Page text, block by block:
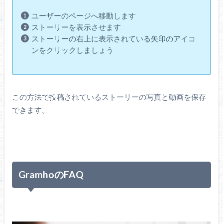
ユーザーのページへ移動します
ストーリーを表示させます
ストーリーの右上に表示されている矢印のアイコ
ンをクリックしましょう
この方法で投稿されているストーリーの写真と動画を保存
できます。
GramhoのFAQ